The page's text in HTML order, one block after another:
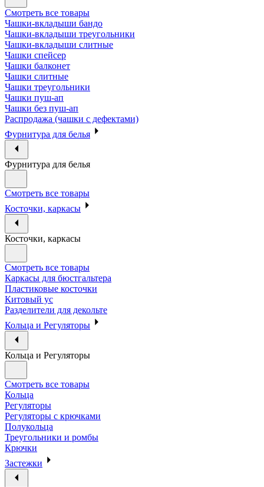
Смотреть все товары
Чашки-вкладыши бандо
Чашки-вкладыши треугольники
Чашки-вкладыши слитные
Чашки спейсер
Чашки балконет
Чашки слитные
Чашки треугольники
Чашки пуш-ап
Чашки без пуш-ап
Распродажа (чашки с дефектами)
Фурнитура для белья
Фурнитура для белья
Смотреть все товары
Косточки, каркасы
Косточки, каркасы
Смотреть все товары
Каркасы для бюстгальтера
Пластиковые косточки
Китовый ус
Разделители для декольте
Кольца и Регуляторы
Кольца и Регуляторы
Смотреть все товары
Кольца
Регуляторы
Регуляторы с крючками
Полукольца
Треугольники и ромбы
Крючки
Застежки